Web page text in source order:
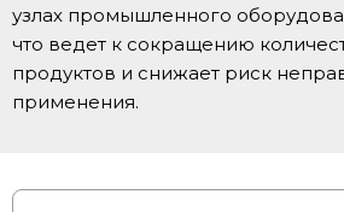
узлах промышленного
что ведет к сокращению
продуктов и снижает риск
применения.